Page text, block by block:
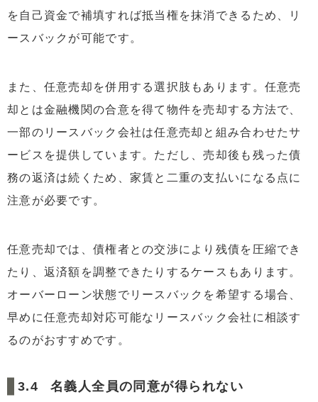
を自己資金で補填すれば抵当権を抹消できるため、リ
ースバックが可能です。
また、任意売却を併用する選択肢もあります。任意売
却とは金融機関の合意を得て物件を売却する方法で、
一部のリースバック会社は任意売却と組み合わせたサ
ービスを提供しています。ただし、売却後も残った債
務の返済は続くため、家賃と二重の支払いになる点に
注意が必要です。
任意売却では、債権者との交渉により残債を圧縮でき
たり、返済額を調整できたりするケースもあります。
オーバーローン状態でリースバックを希望する場合、
早めに任意売却対応可能なリースバック会社に相談す
るのがおすすめです。
名義人全員の同意が得られない